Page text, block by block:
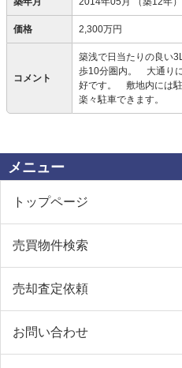
価格 2,300万円
コメント
築浅で日当たりの良い
歩10分圏内。 大通り
好です。 敷地内には駐
楽々駐車できます。
メニュー
トップページ
売買物件検索
売却査定依頼
お問い合わせ